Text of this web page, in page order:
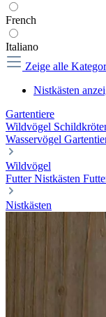
French
Italiano
Zeige alle
Nistkästen
Gartentiere
Wildvögel
Wasservögel
Wildvögel
FutterNistkästen
Nistkästen